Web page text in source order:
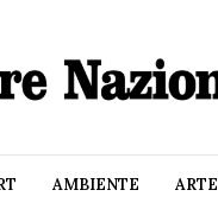
AMBIENTE ARTE